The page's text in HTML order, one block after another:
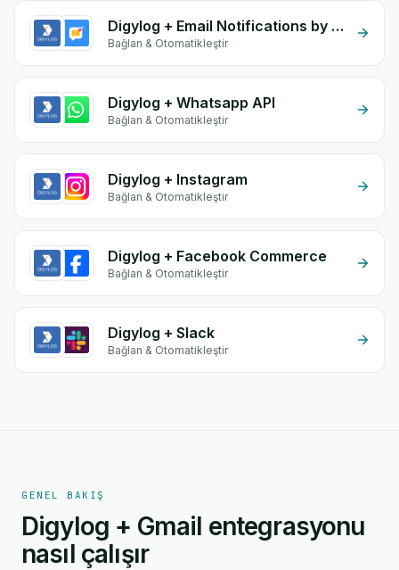
Digylog + Email Notifications by eGrow
Bağlan & Otomatikleştir
Digylog + Whatsapp API
Bağlan & Otomatikleştir
Digylog + Instagram
Bağlan & Otomatikleştir
Digylog + Facebook Commerce
Bağlan & Otomatikleştir
Digylog + Slack
Bağlan & Otomatikleştir
GENEL BAKIŞ
Digylog + Gmail entegrasyonu
nasıl çalışır